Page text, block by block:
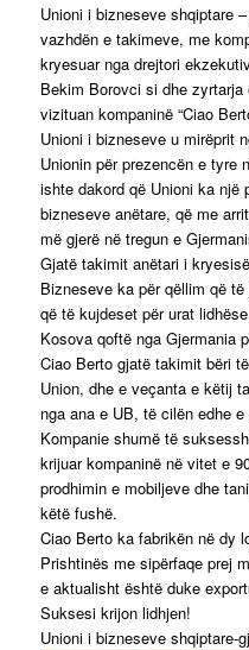
Unioni i bizneseve shqiptare
vazhdën e takimeve, me
kryesuar nga drejtori
Bekim Borovci si dhe
vizituan kompaninë “Ciao
Unioni i bizneseve u mirëprit
Unionin për prezencën e tyre
ishte dakord që Unioni ka një
bizneseve anëtare, që me
më gjerë në tregun e
Gjatë takimit anëtari i
Bizneseve ka për qëllim që
që të kujdeset për urat
Kosova qoftë nga Gjermania
Ciao Berto gjatë takimit bëri
Union, dhe e veçanta e këtij
nga ana e UB, të cilën edhe
Kompanie shumë të
krijuar kompaninë në vitet e
prodhimin e mobiljeve dhe
këtë fushë.
Ciao Berto ka fabrikën në dy
Prishtinës me sipërfaqe prej
e aktualisht është duke
Suksesi krijon lidhjen!
Unioni i bizneseve shqiptare-